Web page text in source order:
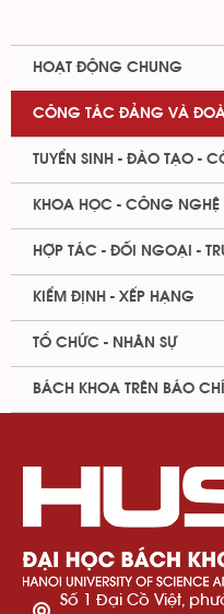
HOẠT ĐỘNG CHUNG
CÔNG TÁC ĐẢNG VÀ
TUYỂN SINH - ĐÀO TẠO -
KHOA HỌC - CÔNG NGHỆ
HỢP TÁC - ĐỐI NGOẠI -
KIỂM ĐỊNH - XẾP HẠNG
TỔ CHỨC - NHÂN SỰ
BÁCH KHOA TRÊN BÁO CHÍ
Số 1 Đại Cồ Việt,